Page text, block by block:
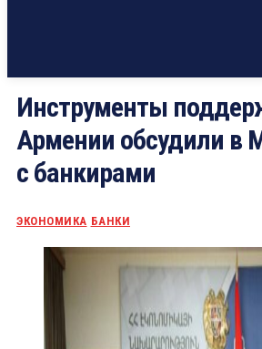
Инструменты
Армении обсудили в
с банкирами
ЭКОНОМИКА БАНКИ